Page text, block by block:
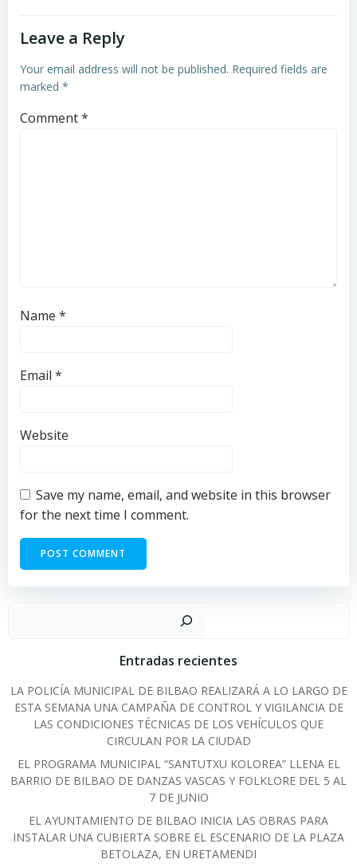
Leave a Reply
Your email address will not be published. Required fields are
marked *
Comment*
Name *
Email *
Website
Save my name, email, and website in this browser
for the next time I comment.
Entradas recientes
LA POLICÍA MUNICIPAL DE BILBAO REALIZARÁ A LO LARGO DE
ESTA SEMANA UNA CAMPAÑA DE CONTROL Y VIGILANCIA DE
LAS CONDICIONES TÉCNICAS DE LOS VEHÍCULOS QUE
CIRCULAN POR LA CIUDAD
EL PROGRAMA MUNICIPAL “SANTUTXU KOLOREA” LLENA EL
BARRIO DE BILBAO DE DANZAS VASCAS Y FOLKLORE DEL 5 AL
7 DE JUNIO
EL AYUNTAMIENTO DE BILBAO INICIA LAS OBRAS PARA
INSTALAR UNA CUBIERTA SOBRE EL ESCENARIO DE LA PLAZA
BETOLAZA, EN URETAMENDI